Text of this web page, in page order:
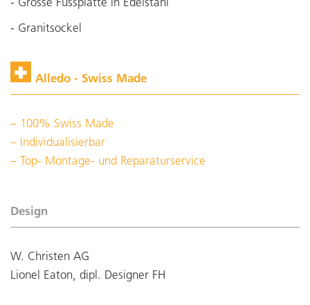
- Granitsockel
Alledo - Swiss Made
100% Swiss Made
Individualisierbar
Top- Montage- und Reparaturservice
Design
W. Christen AG
Lionel Eaton, dipl. Designer FH